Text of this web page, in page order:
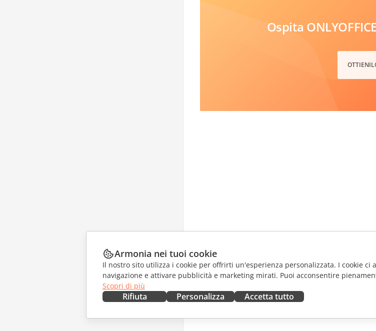
Ospita
Armonia nei tuoi cookie
Il nostro sito utilizza i cookie per offrirti un'esperienza personalizzata. I cookie
navigazione e attivare pubblicità e marketing mirati. Puoi acconsentire
Scopri di più
Rifiuta Personalizza Accetta tutto